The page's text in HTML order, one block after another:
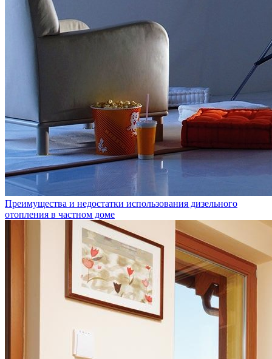
Преимущества и недостатки использования дизельного
отопления в частном доме